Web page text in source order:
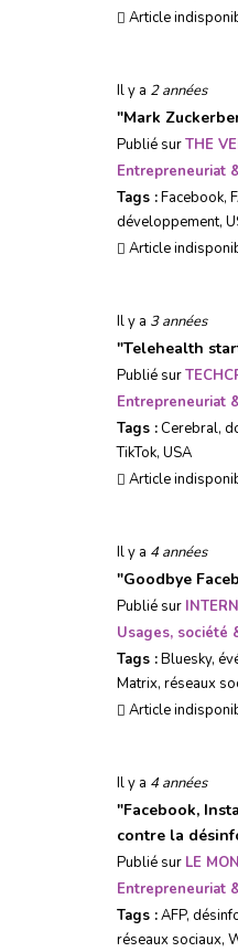
Article
Il y a 2 années
"Mark
Publié surTHE
Entrepreneuriat
Tags :Facebook,
développement,
Article
Il y a 3 années
"Telehealth
Publié sur
Entrepreneuriat
Tags :Cerebral,
TikTok, USA
Article
Il y a 4 années
"Goodbye
Publié sur
Usages, société
Tags :Bluesky,
Matrix, réseaux
Article
Il y a 4 années
"Facebook,
contre la
Publié sur LE
Entrepreneuriat
Tags :AFP,
réseaux sociaux,